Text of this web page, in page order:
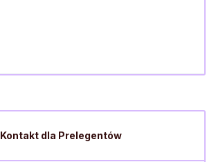
Kontakt dla Prelegentów